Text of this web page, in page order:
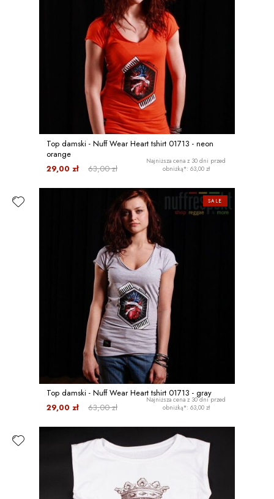
Top damski - Nuff Wear Heart tshirt 01713 - neon
orange
63,00 zł
29,00 zł
Najniższa cena z 30 dni przed
obniżką*: 63,00 zł
Top damski - Nuff Wear Heart tshirt 01713 - gray
63,00 zł
29,00 zł
Najniższa cena z 30 dni przed
obniżką*: 63,00 zł
SALE